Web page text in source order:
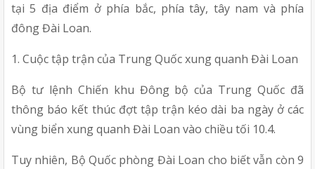
tại 5 địa điểm ở phía bắc, phía tây, tây nam và phía
đông Đài Loan.
1. Cuộc tập trận của Trung Quốc xung quanh Đài Loan
Bộ tư lệnh Chiến khu Đông bộ của Trung Quốc đã
thông báo kết thúc đợt tập trận kéo dài ba ngày ở các
vùng biển xung quanh Đài Loan vào chiều tối 10.4.
Tuy nhiên, Bộ Quốc phòng Đài Loan cho biết vẫn còn 9